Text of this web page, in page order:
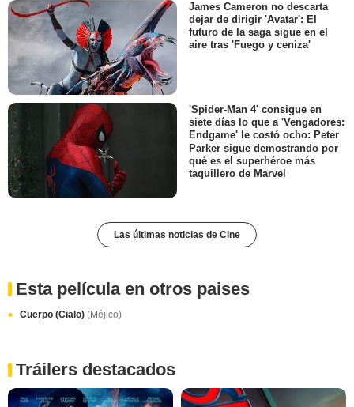
James Cameron no descarta
dejar de dirigir 'Avatar': El
futuro de la saga sigue en el
aire tras 'Fuego y ceniza'
'Spider-Man 4' consigue en
siete días lo que a 'Vengadores:
Endgame' le costó ocho: Peter
Parker sigue demostrando por
qué es el superhéroe más
taquillero de Marvel
Las últimas noticias de Cine
Esta película en otros paises
Cuerpo (Cialo) (Méjico)
Tráilers destacados